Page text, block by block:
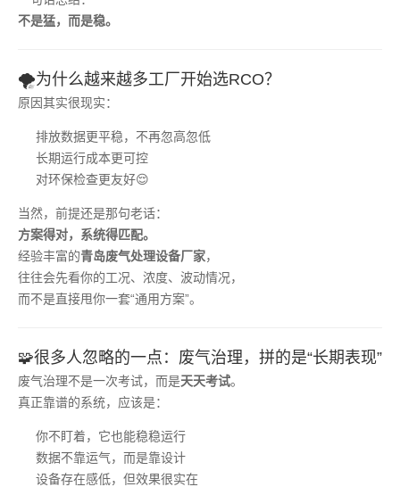
不是猛，而是稳。
🌪️为什么越来越多工厂开始选RCO？
原因其实很现实：
排放数据更平稳，不再忽高忽低
长期运行成本更可控
对环保检查更友好😌
当然，前提还是那句老话：
方案得对，系统得匹配。
经验丰富的青岛废气处理设备厂家，
往往会先看你的工况、浓度、波动情况，
而不是直接甩你一套“通用方案”。
🧩很多人忽略的一点：废气治理，拼的是“长期表现”
废气治理不是一次考试，而是天天考试。
真正靠谱的系统，应该是：
你不盯着，它也能稳稳运行
数据不靠运气，而是靠设计
设备存在感低，但效果很实在